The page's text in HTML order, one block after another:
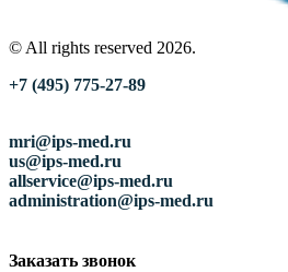
© All rights reserved 2026.
+7 (495) 775-27-89
mri@ips-med.ru
us@ips-med.ru
allservice@ips-med.ru
administration@ips-med.ru
Заказать звонок